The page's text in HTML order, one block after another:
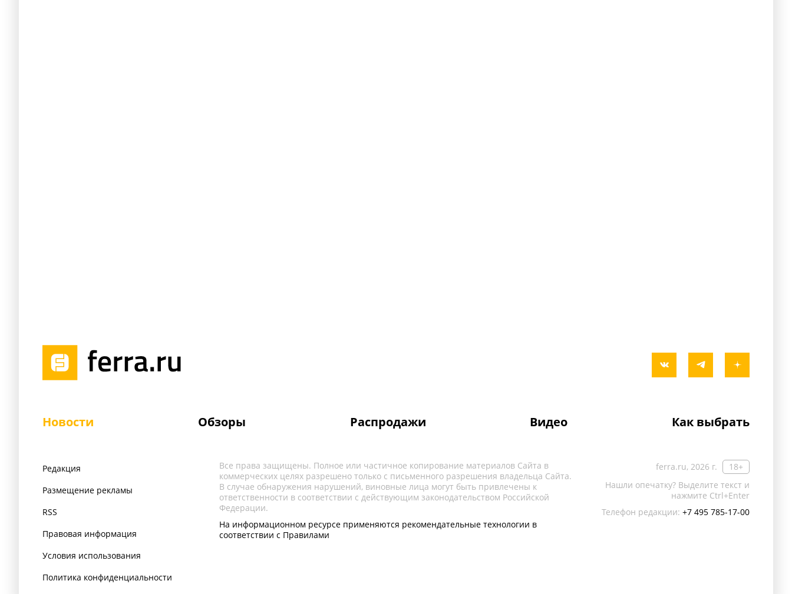
Новости Обзоры Распродажи Видео Как выбрать
Редакция
Размещение рекламы
RSS
Правовая информация
Условия использования
Политика конфиденциальности
ferra.ru, 2026 г.
18+
Нашли опечатку? Выделите текст и
нажмите Ctrl+Enter
Телефон редакции: +7 495 785-17-00
Все права защищены. Полное или частичное копирование материалов Сайта в
коммерческих целях разрешено только с письменного разрешения владельца Сайта.
В случае обнаружения нарушений, виновные лица могут быть привлечены к
ответственности в соответствии с действующим законодательством Российской
Федерации.
На информационном ресурсе применяются рекомендательные технологии в
соответствии с Правилами